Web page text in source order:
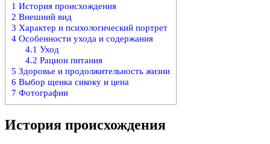
1 История происхождения
2 Внешний вид
3 Характер и психологический портрет
4 Особенности ухода и содержания
4.1 Уход
4.2 Рацион питания
5 Здоровье и продолжительность жизни
6 Выбор щенка сикоку и цена
7 Фотографии
История происхождения